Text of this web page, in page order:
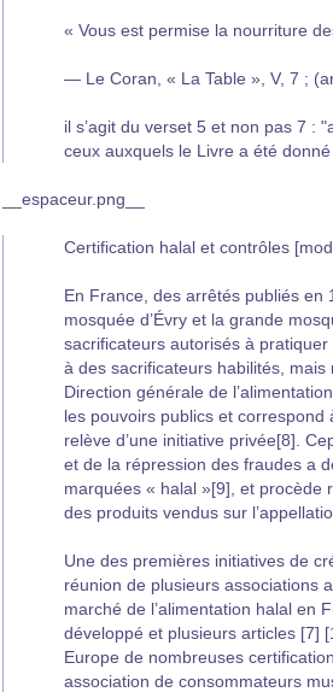
« Vous est permise la nourriture
il s’agit du verset 5 et non pas 7 :
ceux auxquels le Livre a été
__espaceur.png__
Certification halal et contrôles
En France, des arrêtés publiés en
mosquée d’Évry et la grande
sacrificateurs autorisés à
à des sacrificateurs habilités,
Direction générale de
les pouvoirs publics et correspond
relève d’une initiative privée[8].
et de la répression des fraudes a
marquées « halal »[9], et procède
des produits vendus sur
Une des premières initiatives de
réunion de plusieurs associations
marché de l’alimentation halal en
développé et plusieurs articles [7]
Europe de nombreuses
association de consommateurs